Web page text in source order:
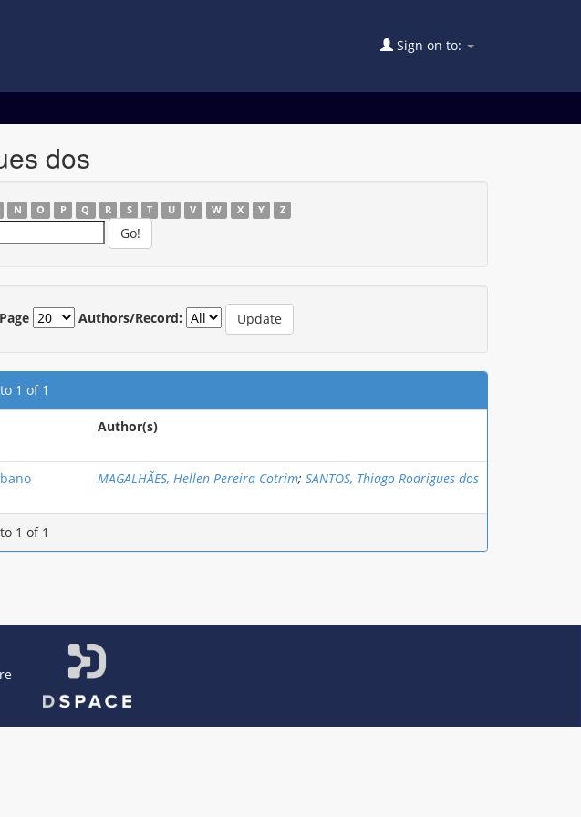
Sign on to:
dos
N O P Q R S T U V W X Y Z
Authors/Record:
1 of 1
Author(s)
MAGALHÃES, Hellen Pereira Cotrim; SANTOS, Thiago Rodrigues dos
1 of 1